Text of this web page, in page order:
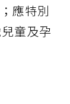
應特別
童及孕